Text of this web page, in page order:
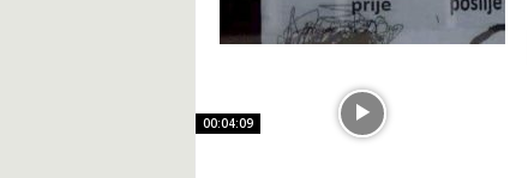
00:04:09